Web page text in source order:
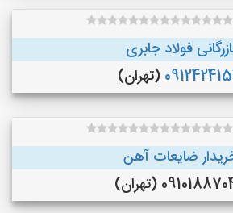
فولاد جابری
(تهران)
ضایعات آهن
(تهران)